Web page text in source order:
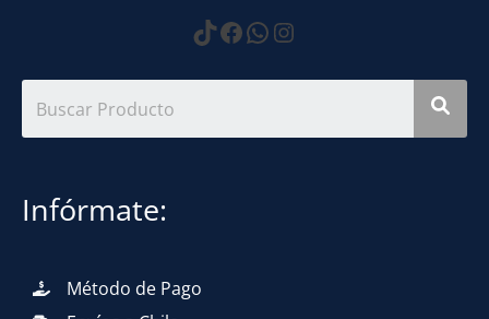
https://
Facebook
WhatsApp
Instagram
Infórmate:
Método de Pago